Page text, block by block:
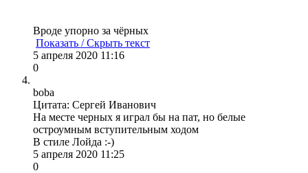
Вроде упорно за чёрных
Показать / Скрыть текст
5 апреля 2020 11:16
0
boba
Цитата: Сергей Иванович
На месте черных я играл бы на пат, но белые
остроумным вступительным ходом
В стиле Лойда :-)
5 апреля 2020 11:25
0